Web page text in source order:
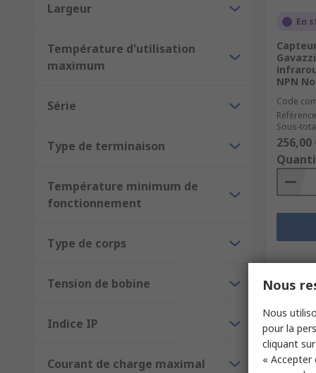
Largeur
Température d'utilisation
maximum
Série
Type de terminaison
Température minimum de
fonctionnement
Type de corps
Tension de bobine
Indice IP
Courant de charge maximal
En
NPN
Code
Sous-
256,00
Nous
Nous
pour la
cliquant sur
«